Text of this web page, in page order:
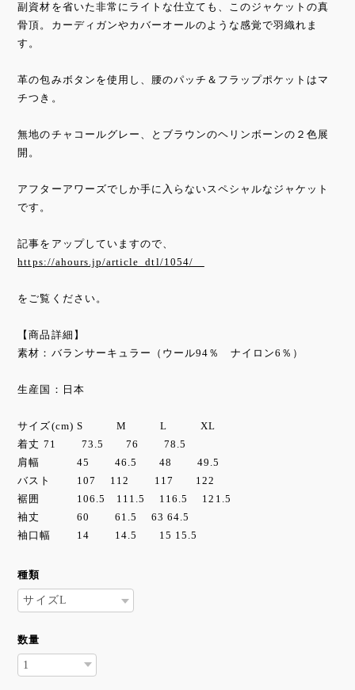
副資材を省いた非常にライトな仕立ても、このジャケットの真
骨頂。カーディガンやカバーオールのような感覚で羽織れま
す。
革の包みボタンを使用し、腰のパッチ＆フラップポケットはマ
チつき。
無地のチャコールグレー、とブラウンのヘリンボーンの２色展
開。
アフターアワーズでしか手に入らないスペシャルなジャケット
です。
記事をアップしていますので、
https://ahours.jp/article_dtl/1054/
をご覧ください。
【商品詳細】
素材：バランサーキュラー（ウール94％ ナイロン6％）
生産国：日本
サイズ(cm) S M L XL
着丈 71 73.5 76 78.5
肩幅 45 46.5 48 49.5
バスト 107 112 117 122
裾囲 106.5 111.5 116.5 121.5
袖丈 60 61.5 63 64.5
袖口幅 14 14.5 15 15.5
種類
数量